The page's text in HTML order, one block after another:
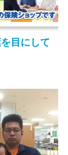
目にして